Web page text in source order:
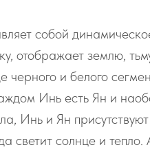
собой
отображает землю,
черного и белого
Инь есть Ян и
Инь и Ян
светит солнце и